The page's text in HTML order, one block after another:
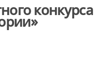
конкурса